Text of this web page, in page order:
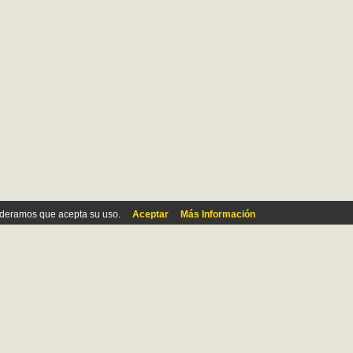
que acepta su uso. Aceptar Más Información